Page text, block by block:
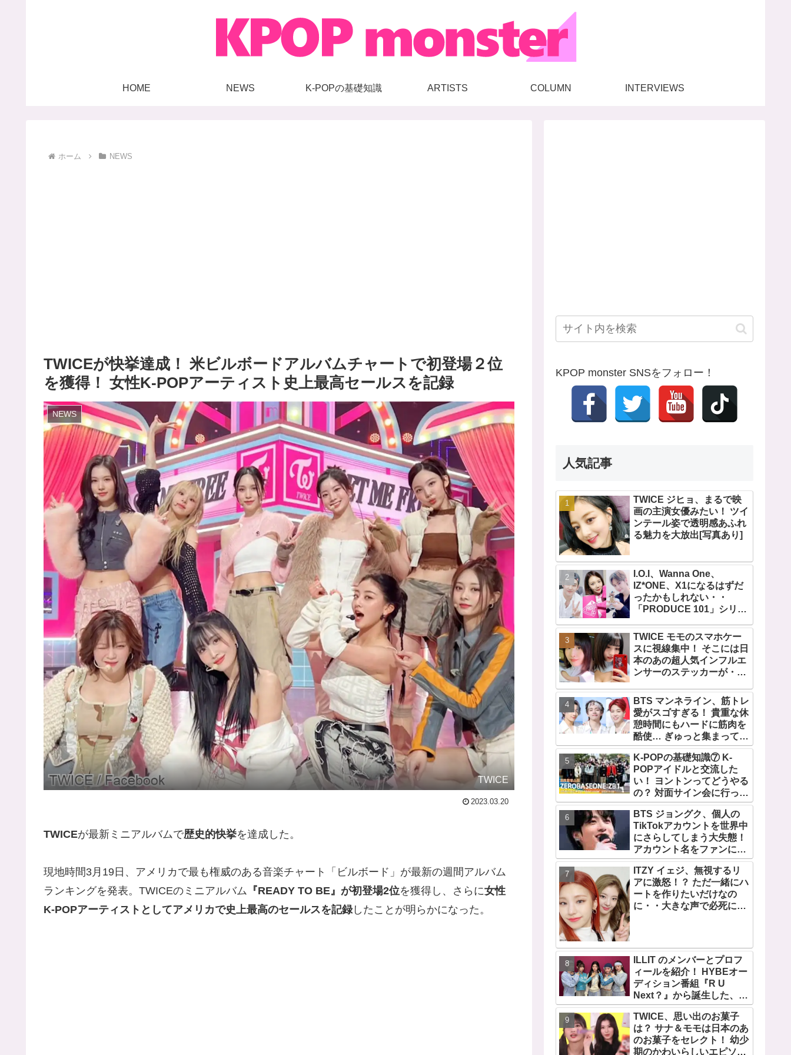
HOME NEWS K-POPの基礎知識 ARTISTS COLUMN INTERVIEWS
ホーム NEWS
TWICEが快挙達成！ 米ビルボードアルバムチャートで初登場２位
を獲得！ 女性K-POPアーティスト史上最高セールスを記録
NEWS
TWICE
2023.03.20
TWICEが最新ミニアルバムで歴史的快挙を達成した。
現地時間3月19日、アメリカで最も権威のある音楽チャート「ビルボード」が最新の週間アルバム
ランキングを発表。TWICEのミニアルバム 『READY TO BE』が初登場2位を獲得し、さらに女性
K-POPアーティストとしてアメリカで史上最高のセールスを記録したことが明らかになった。
KPOP monster SNSをフォロー！
人気記事
TWICE ジヒョ、まるで映
画の主演女優みたい！ ツイ
ンテール姿で透明感あふれ
る魅力を大放出[写真あり]
I.O.I、Wanna One、
IZ*ONE、X1になるはずだ
ったかもしれない・・
「PRODUCE 101」シリー
せられた練習生12人の氏名
が公表
TWICE モモのスマホケー
スに視線集中！ そこには日
本のあの超人気インフルエ
ンサーのステッカーが・・
るその人物は大よろこび！
まさに「成功したファン」
だと話題沸騰
BTS マンネライン、筋トレ
愛がスゴすぎる！ 貴重な休
憩時間にもハードに筋肉を
酷使… ぎゅっと集まってお
互いの体に負荷をかけあう
３人のトレーニング風景が
かわいすぎるとファンくぎ
づけ
K-POPの基礎知識⑦ K-
POPアイドルと交流した
い！ ヨントンってどうやる
の？ 対面サイン会に行って
みたい！ ショケ、お見送り
会、握手会・・・リリース
イベントあれこれを紹介
BTS ジョングク、個人の
TikTokアカウントを世界中
にさらしてしまう大失態！
アカウント名をファンにい
じられてタジタジに
ITZY イェジ、無視するリ
アに激怒！？ ただ一緒にハ
ートを作りたいだけなの
に・・大きな声で必死にア
ILLIT のメンバーとプロフ
ィールを紹介！ HYBEオー
ディション番組『R U
Next？』から誕生した、日
本人のイロハとモカを含む
5人組ガールズグループ！
デビュー曲「Magnetic」が
いきなりの大ヒット
TWICE、思い出のお菓子
は？ サナ＆モモは日本のあ
のお菓子をセレクト！ 幼少
期のかわいらしいエピソー